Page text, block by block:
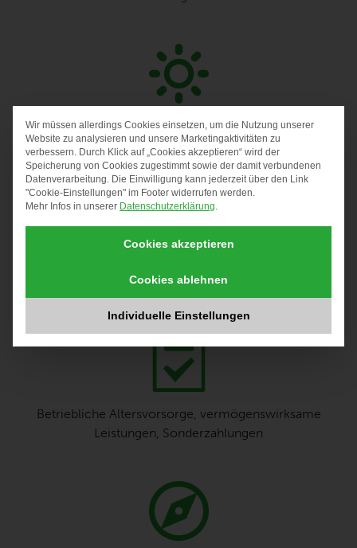
30 Urlaubstage, 2 Regenerationstage, 1
Gesundheitstag, 24. und 31.12. frei
Deutschlandticket
Betriebliche Altersvorsorge, vermögenswirksame
Leistungen, Sonderzahlungen
DATENSCHUTZ-
Wir müssen allerdings Cookies einsetzen, um die Nutzung unserer
Website zu analysieren und unsere Marketingaktivitäten zu
verbessern. Durch Klick auf „Cookies akzeptieren“ wird der
Speicherung von Cookies zugestimmt sowie der damit verbundenen
Datenverarbeitung. Die Einwilligung kann jederzeit über den Link
"Cookie-Einstellungen" im Footer widerrufen werden.
Mehr Infos in unserer Datenschutzerklärung.
Cookies akzeptieren
Cookies ablehnen
Individuelle Einstellungen